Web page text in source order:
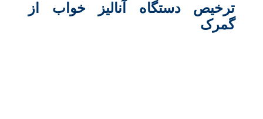
ترخیص دستگاه آنالیز خواب از
گمرک